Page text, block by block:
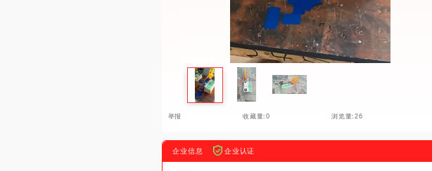
举报 收藏量:0 浏览量:26
企业信息 企业认证